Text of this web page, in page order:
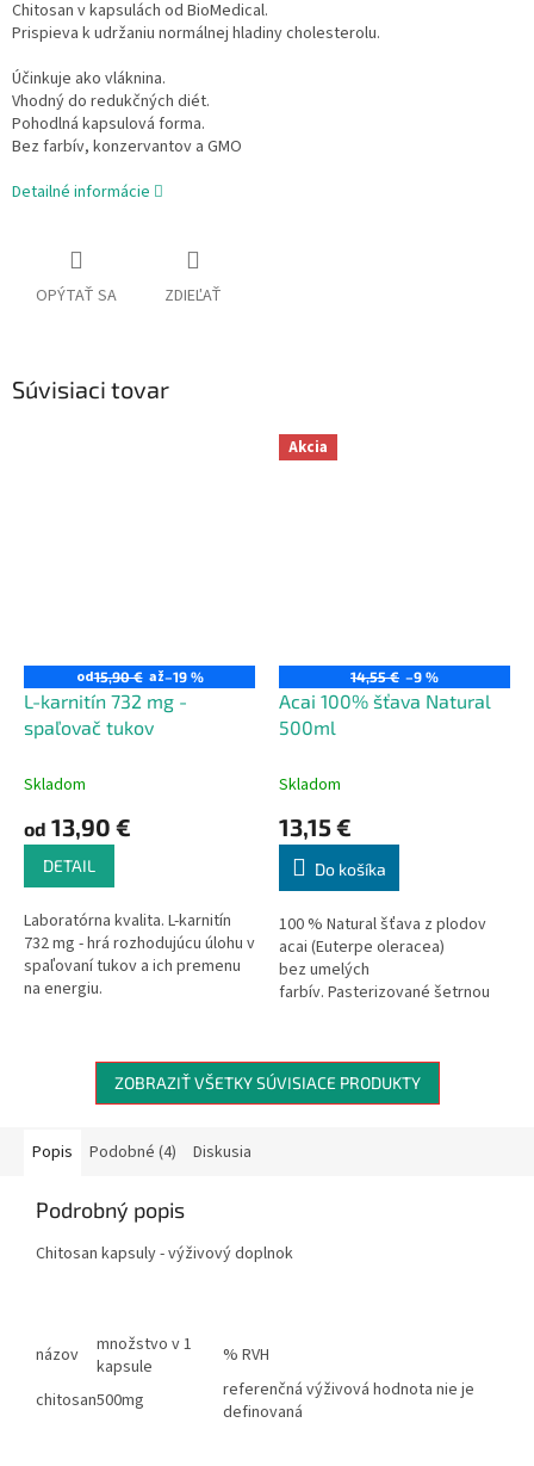
Chitosan v kapsulách od BioMedical.
Prispieva k udržaniu normálnej hladiny cholesterolu.
Účinkuje ako vláknina.
Vhodný do redukčných diét.
Pohodlná kapsulová forma.
Bez farbív, konzervantov a GMO
Detailné informácie
OPÝTAŤ SA ZDIEĽAŤ
Súvisiaci tovar
od15,90 € až–19 %
L-karnitín 732 mg -
spaľovač tukov
Skladom
od 13,90 €
DETAIL
Laboratórna kvalita. L-karnitín
732 mg - hrá rozhodujúcu úlohu v
spaľovaní tukov a ich premenu
na energiu.
Akcia
14,55 € –9 %
Acai 100% šťava Natural
500ml
Skladom
13,15 €
Do košíka
100 % Natural šťava z plodov
acai (Euterpe oleracea)
bez umelých
farbív. Pasterizované šetrnou
ZOBRAZIŤ VŠETKY SÚVISIACE PRODUKTY
Popis Podobné (4) Diskusia
Podrobný popis
Chitosan kapsuly - výživový doplnok
názov
množstvo v 1
kapsule
% RVH
chitosan500mg
referenčná výživová hodnota nie je
definovaná